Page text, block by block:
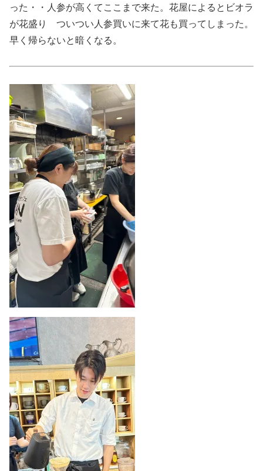
った・・人参が高くてここまで来た。花屋によるとビオラ
が花盛り ついつい人参買いに来て花も買ってしまった。
早く帰らないと暗くなる。